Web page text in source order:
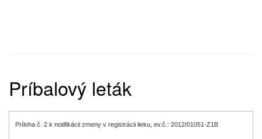
Príbalový leták
Príloha č. 2 k notifikácii zmeny v registrácii lieku, ev.č.: 2012/01051-Z1B